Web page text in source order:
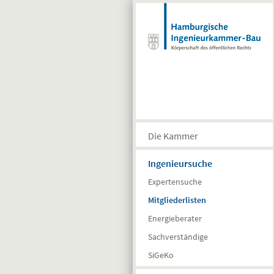
Die Kammer
Ingenieursuche
Expertensuche
Mitgliederlisten
Energieberater
Sachverständige
SiGeKo